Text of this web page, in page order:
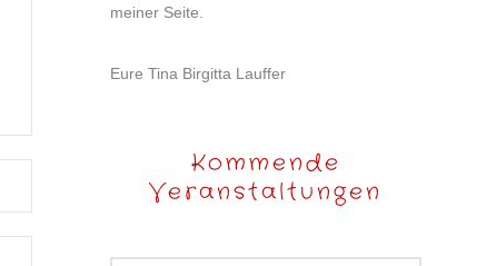
meiner Seite.
Eure Tina Birgitta Lauffer
Kommende
Veranstaltungen